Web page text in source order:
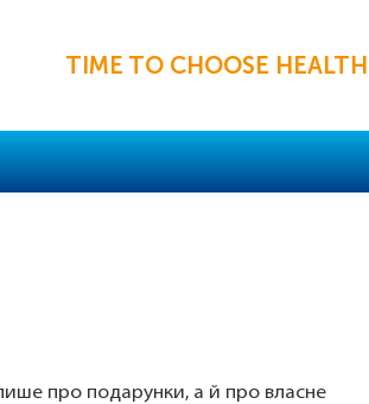
TIME TO CHOOSE HEALTH
про подарунки, а й про власне